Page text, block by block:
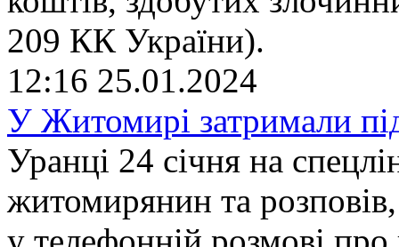
209 КК України).
12:16 25.01.2024
У Житомирі затримали
Уранці 24 січня на
житомирянин та